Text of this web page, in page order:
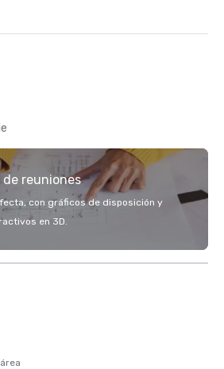
de reuniones
con gráficos de disposición y
en 3D.